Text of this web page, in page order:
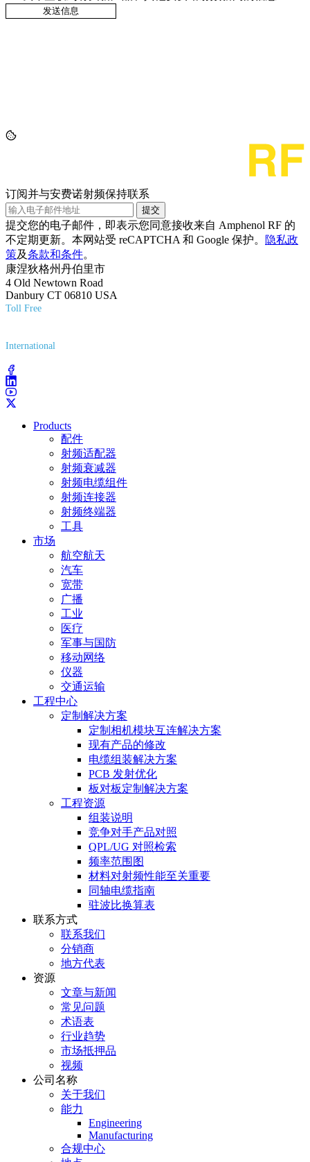
订阅并与安费诺射频保持联系
提交
提交您的电子邮件，即表示您同意接收来自 Amphenol RF 的
不定期更新。本网站受 reCAPTCHA 和 Google 保护。
隐私政
策及条款和条件。
康涅狄格州丹伯里市
4 Old Newtown Road
Danbury CT 06810 USA
Toll Free
International
Products
配件
射频适配器
射频衰减器
射频电缆组件
射频连接器
射频终端器
工具
市场
航空航天
汽车
宽带
广播
工业
医疗
军事与国防
移动网络
仪器
交通运输
工程中心
定制解决方案
定制相机模块互连解决方案
现有产品的修改
电缆组装解决方案
PCB 发射优化
板对板定制解决方案
工程资源
组装说明
竞争对手产品对照
QPL/UG 对照检索
频率范围图
材料对射频性能至关重要
同轴电缆指南
驻波比换算表
联系方式
联系我们
分销商
地方代表
资源
文章与新闻
常见问题
术语表
行业趋势
市场抵押品
视频
公司名称
关于我们
能力
Engineering
Manufacturing
合规中心